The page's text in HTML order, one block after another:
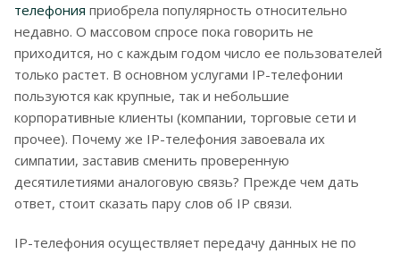
телефония приобрела популярность относительно
недавно. О массовом спросе пока говорить не
приходится, но с каждым годом число ее пользователей
только растет. В основном услугами IP-телефонии
пользуются как крупные, так и небольшие
корпоративные клиенты (компании, торговые сети и
прочее). Почему же IP-телефония завоевала их
симпатии, заставив сменить проверенную
десятилетиями аналоговую связь? Прежде чем дать
ответ, стоит сказать пару слов об IP связи.
IP-телефония осуществляет передачу данных не по